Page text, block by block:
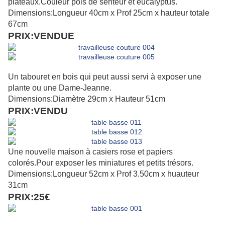
plateaux.Couleur pois de senteur et eucalyptus.
Dimensions:Longueur 40cm x Prof 25cm x hauteur totale
67cm
PRIX:VENDUE
Un tabouret en bois qui peut aussi servi à exposer une
plante ou une Dame-Jeanne.
Dimensions:Diamètre 29cm x Hauteur 51cm
PRIX:VENDU
Une nouvelle maison à casiers rose et papiers
colorés.Pour exposer les miniatures et petits trésors.
Dimensions:Longueur 52cm x Prof 3.50cm x huauteur
31cm
PRIX:25€